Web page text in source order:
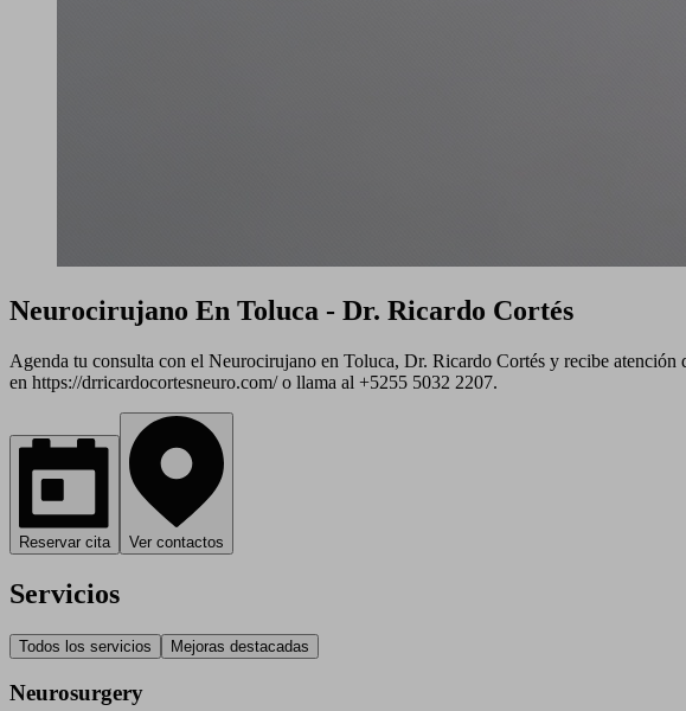
Neurocirujano En Toluca - Dr. Ricardo Cortés
Agenda tu consulta con el Neurocirujano en Toluca, Dr. Ricardo Cortés y recibe
en https://drricardocortesneuro.com/ o llama al +5255 5032 2207.
Reservar cita Ver contactos
Servicios
Todos los servicios Mejoras destacadas
Neurosurgery